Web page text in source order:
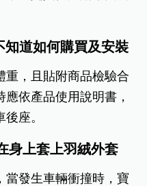
知道如何購買及安裝
重，且貼附商品檢驗合
依產品使用說明書，
座。
身上套上羽絨外套
當發生車輛衝撞時，寶